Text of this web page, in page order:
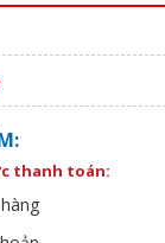
thanh toán: